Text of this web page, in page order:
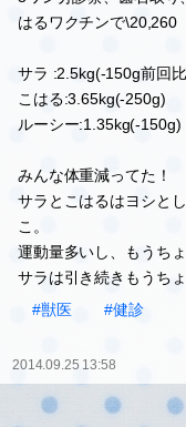
ヨレヨレ
10時過ぎから診察開始
いつも丁寧に診て下さ
毎回、無麻酔で超音波
べちゃなります。
今日はこはるのワクチン
はるワクチンで\20,260
サラ :2.5kg(-150g前回比)